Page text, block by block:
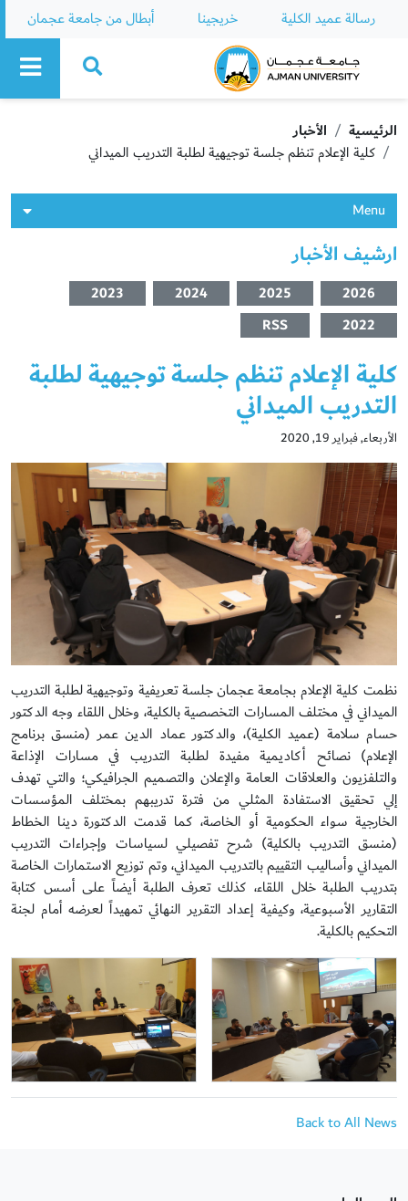
رسالة عميد الكلية خريجينا أبطال من جامعة عجمان
Ajman University
الرئيسية
الأخبار
كلية الإعلام تنظم جلسة توجيهية لطلبة التدريب الميداني
Menu
ارشيف الأخبار
2026
2025
2024
2023
2022
RSS
كلية الإعلام تنظم جلسة توجيهية لطلبة
التدريب الميداني
الأربعاء, فبراير 19, 2020
نظمت كلية الإعلام بجامعة عجمان جلسة تعريفية وتوجيهية لطلبة التدريب
الميداني في مختلف المسارات التخصصية بالكلية، وخلال اللقاء وجه الدكتور
حسام سلامة (عميد الكلية)، والدكتور عماد الدين عمر (منسق برنامج
الإعلام) نصائح أكاديمية مفيدة لطلبة التدريب في مسارات الإذاعة
والتلفزيون والعلاقات العامة والإعلان والتصميم الجرافيكي؛ والتي تهدف
إلي تحقيق الاستفادة المثلي من فترة تدريبهم بمختلف المؤسسات
الخارجية سواء الحكومية أو الخاصة، كما قدمت الدكتورة دينا الخطاط
(منسق التدريب بالكلية) شرح تفصيلي لسياسات وإجراءات التدريب
الميداني وأساليب التقييم بالتدريب الميداني، وتم توزيع الاستمارات الخاصة
بتدريب الطلبة خلال اللقاء، كذلك تعرف الطلبة أيضاً على أسس كتابة
التقارير الأسبوعية، وكيفية إعداد التقرير النهائي تمهيداً لعرضه أمام لجنة
التحكيم بالكلية.
Back to All News